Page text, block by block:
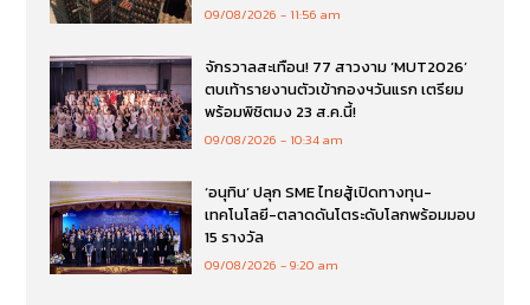
09/08/2026 11:56 am
จักรวาลสะเทือน! 77 สาวงาม ‘MUT2026’
ตบเท้ารายงานตัวเข้ากองฯวันแรก เตรียม
พร้อมพิชิตมง 23 ส.ค.นี้!
09/08/2026 10:34 am
‘อนุทิน’ ปลุก SME ไทยสู้เปิดทางทุน-
เทคโนโลยี-ตลาดดันโตระดับโลกพร้อมมอบ
15 รางวัล
09/08/2026 9:20 am